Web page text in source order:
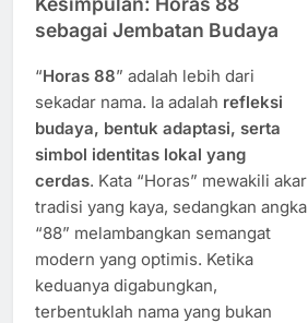
sebagai Jembatan Budaya
“Horas 88” adalah lebih dari
sekadar nama. Ia adalah refleksi
budaya, bentuk adaptasi, serta
simbol identitas lokal yang
cerdas. Kata “Horas” mewakili akar
tradisi yang kaya, sedangkan angka
“88” melambangkan semangat
modern yang optimis. Ketika
keduanya digabungkan,
terbentuklah nama yang bukan